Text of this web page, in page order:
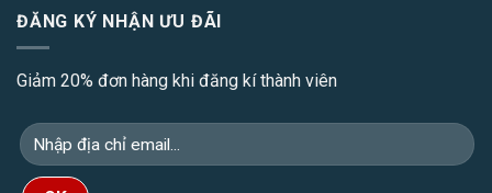
ĐĂNG KÝ NHẬN ƯU ĐÃI
Giảm 20% đơn hàng khi đăng kí thành viên